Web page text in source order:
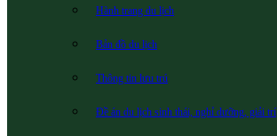
Hành trang du lịch
Bản đồ du lịch
Thông tin lưu trú
Đề án du lịch sinh thái, nghỉ dưỡng, giải trí